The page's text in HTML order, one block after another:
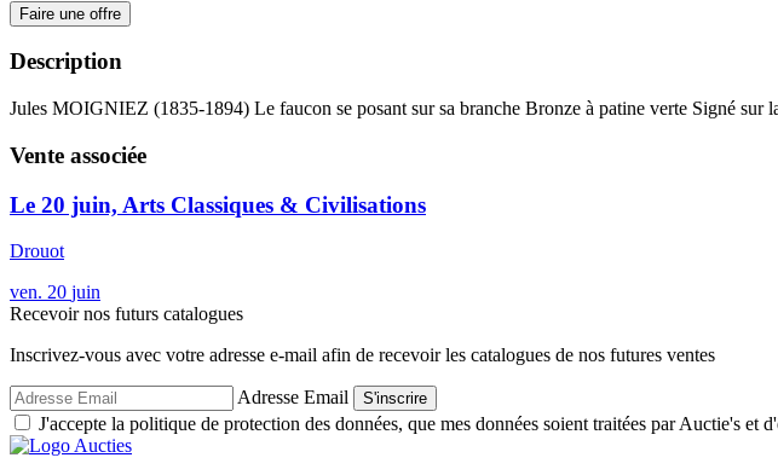
Faire une offre
Description
Jules MOIGNIEZ (1835-1894) Le faucon se posant sur sa branche Bronze à patine verte Signé sur
Vente associée
Le 20 juin, Arts Classiques & Civilisations
Drouot
ven. 20 juin
Recevoir nos futurs catalogues
Inscrivez-vous avec votre adresse e-mail afin de recevoir les catalogues de nos futures ventes
Adresse Email S'inscrire
J'accepte la politique de protection des données, que mes données soient traitées par Auctie's et